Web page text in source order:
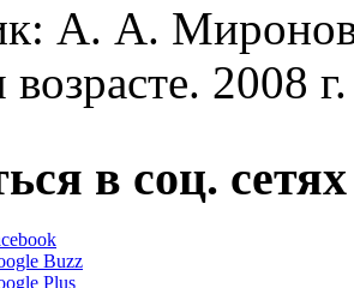
А. А.
2008 г.
в соц. сетях